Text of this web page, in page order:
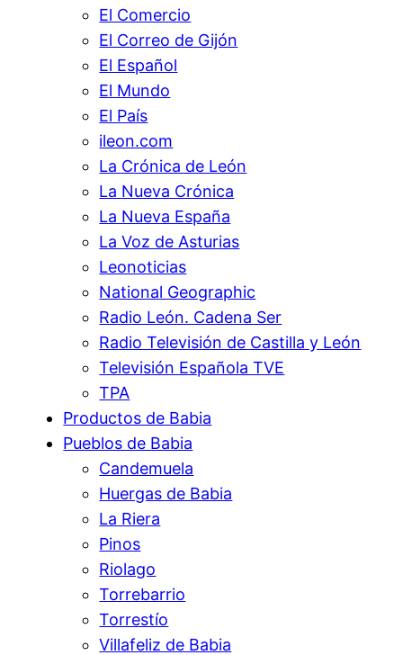
El Comercio
El Correo de Gijón
El Español
El Mundo
El País
ileon.com
La Crónica de León
La Nueva Crónica
La Nueva España
La Voz de Asturias
Leonoticias
National Geographic
Radio León. Cadena Ser
Radio Televisión de Castilla y León
Televisión Española TVE
TPA
Productos de Babia
Pueblos de Babia
Candemuela
Huergas de Babia
La Riera
Pinos
Riolago
Torrebarrio
Torrestío
Villafeliz de Babia